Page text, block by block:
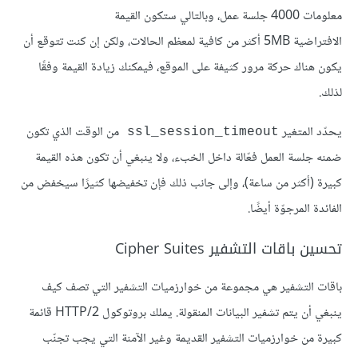
معلومات 4000 جلسة عمل، وبالتالي ستكون القيمة
الافتراضية 5MB أكثر من كافية لمعظم الحالات، ولكن إن كنت تتوقع أن
يكون هناك حركة مرور كثيفة على الموقع، فيمكنك زيادة القيمة وفقًا
لذلك.
يحدّد المتغير ssl_session_timeout
من الوقت الذي تكون
ضمنه جلسة العمل فعّالة داخل الخبء، ولا ينبغي أن تكون هذه القيمة
كبيرة (أكثر من ساعة)، وإلى جانب ذلك فإن تخفيضها كثيرًا سيخفض من
الفائدة المرجوّة أيضًا.
تحسين باقات التشفير Cipher Suites
باقات التشفير هي مجموعة من خوارزميات التشفير التي تصف كيف
ينبغي أن يتم تشفير البيانات المنقولة. يملك بروتوكول HTTP/2 قائمة
كبيرة من خوارزميات التشفير القديمة وغير الآمنة التي يجب تجنّب